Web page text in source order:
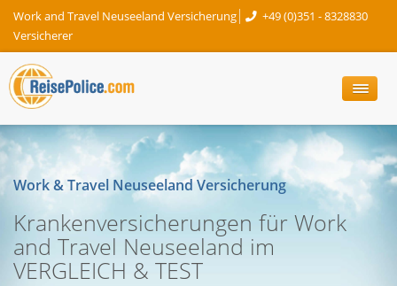
Work and Travel Neuseeland Versicherung
+49 (0)351 - 8328830
Versicherer
Work & Travel Neuseeland Versicherung
Krankenversicherungen für Work
and Travel Neuseeland im
VERGLEICH & TEST